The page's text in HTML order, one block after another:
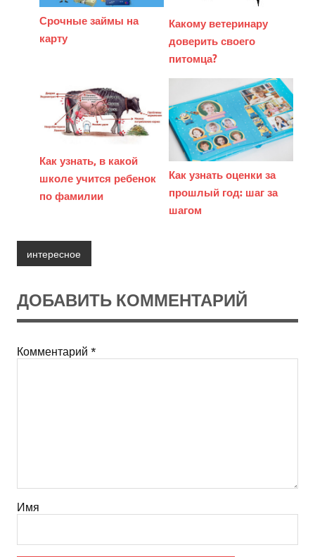
Срочные займы на
карту
Какому ветеринару
доверить своего
питомца?
Как узнать, в какой
школе учится ребенок
по фамилии
Как узнать оценки за
прошлый год: шаг за
шагом
интересное
ДОБАВИТЬ КОММЕНТАРИЙ
Комментарий *
Имя